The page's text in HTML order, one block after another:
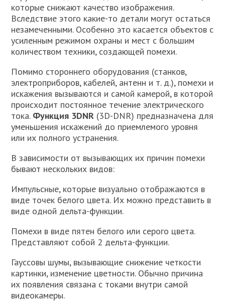
которые снижают качество изображения.
Вследствие этого какие-то детали могут остаться
незамеченными. Особенно это касается объектов с
усиленным режимом охраны и мест с большим
количеством техники, создающей помехи.
Помимо стороннего оборудования (станков,
электроприборов, кабелей, антенн и т. д.), помехи и
искажения вызываются и самой камерой, в которой
происходит постоянное течение электрического
тока. Функция 3DNR (3D-DNR) предназначена для
уменьшения искажений до приемлемого уровня
или их полного устранения.
В зависимости от вызывающих их причин помехи
бывают нескольких видов:
Импульсные, которые визуально отображаются в
виде точек белого цвета. Их можно представить в
виде одной дельта-функции.
Помехи в виде пятен белого или серого цвета.
Представляют собой 2 дельта-функции.
Гауссовы шумы, вызывающие снижение четкости
картинки, изменение цветности. Обычно причина
их появления связана с токами внутри самой
видеокамеры.